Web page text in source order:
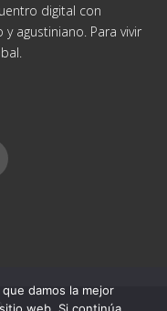
digital con
agustiniano. Para vivir
damos la mejor